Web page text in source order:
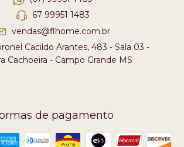
67 99951 1483
vendas@flhome.com.br
Cacildo Arantes, 483 - Sala 03 -
Cachoeira - Campo Grande MS
de pagamento